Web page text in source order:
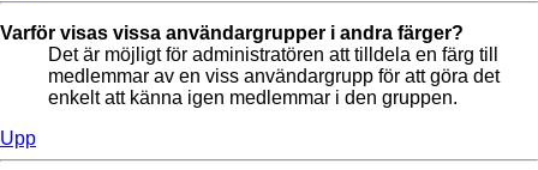
Varför visas vissa användargrupper i andra färger?
Det är möjligt för administratören att tilldela en färg till
medlemmar av en viss användargrupp för att göra det
enkelt att känna igen medlemmar i den gruppen.
Upp